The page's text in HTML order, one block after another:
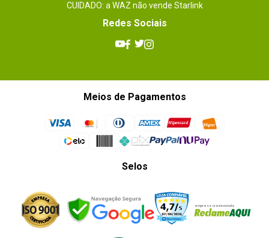
CUIDADO: a WAZ não vende Starlink
Redes Sociais
Meios de Pagamentos
Selos